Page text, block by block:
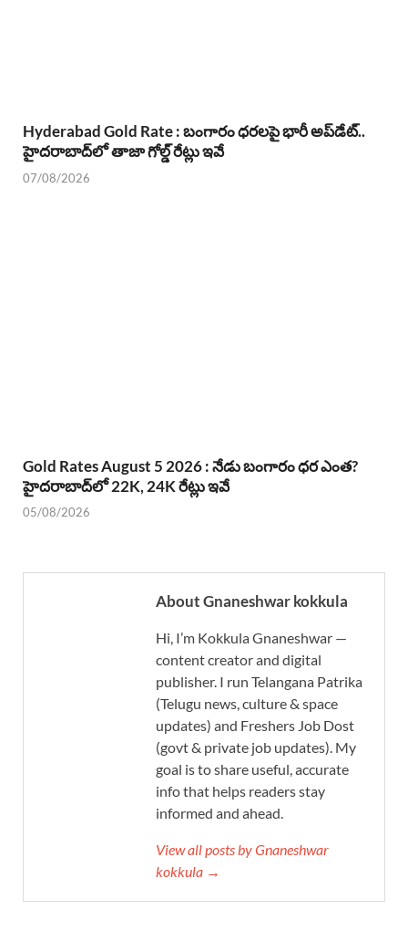
Hyderabad Gold Rate : బంగారం ధరలపై భారీ అప్‌డేట్..
హైదరాబాద్‌లో తాజా గోల్డ్ రేట్లు ఇవే
07/08/2026
Gold Rates August 5 2026 : నేడు బంగారం ధర ఎంత?
హైదరాబాద్‌లో 22K, 24K రేట్లు ఇవే
05/08/2026
About Gnaneshwar kokkula
Hi, I’m Kokkula Gnaneshwar —
content creator and digital
publisher. I run Telangana Patrika
(Telugu news, culture & space
updates) and Freshers Job Dost
(govt & private job updates). My
goal is to share useful, accurate
info that helps readers stay
informed and ahead.
View all posts by Gnaneshwar
kokkula →